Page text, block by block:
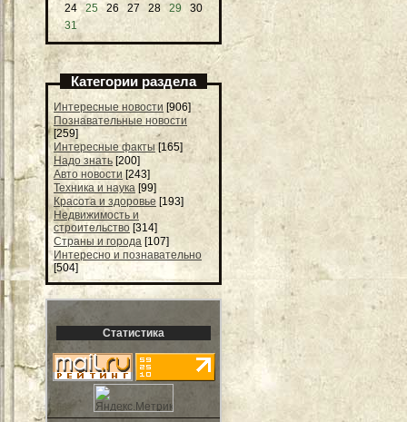
24
25 26 27 28 29
30
31
Категории раздела
Интересные новости [906]
Познавательные новости
[259]
Интересные факты [165]
Надо знать [200]
Авто новости [243]
Техника и наука [99]
Красота и здоровье [193]
Недвижимость и
строительство [314]
Страны и города [107]
Интересно и познавательно
[504]
Статистика